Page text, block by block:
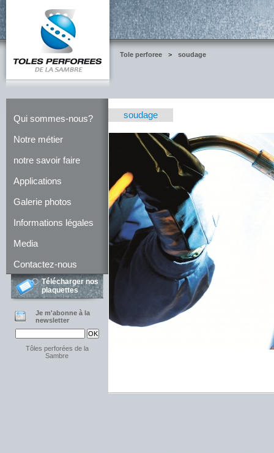
Tole perforee > soudage
Qui sommes-nous?
Notre métier
notre savoir faire
Applications
Galerie photos
Informations légales
Media
Contactez-nous
Télécharger nos
plaquettes
Je m'abonne à la
newsletter
Tôles perforées de la
Sambre
soudage